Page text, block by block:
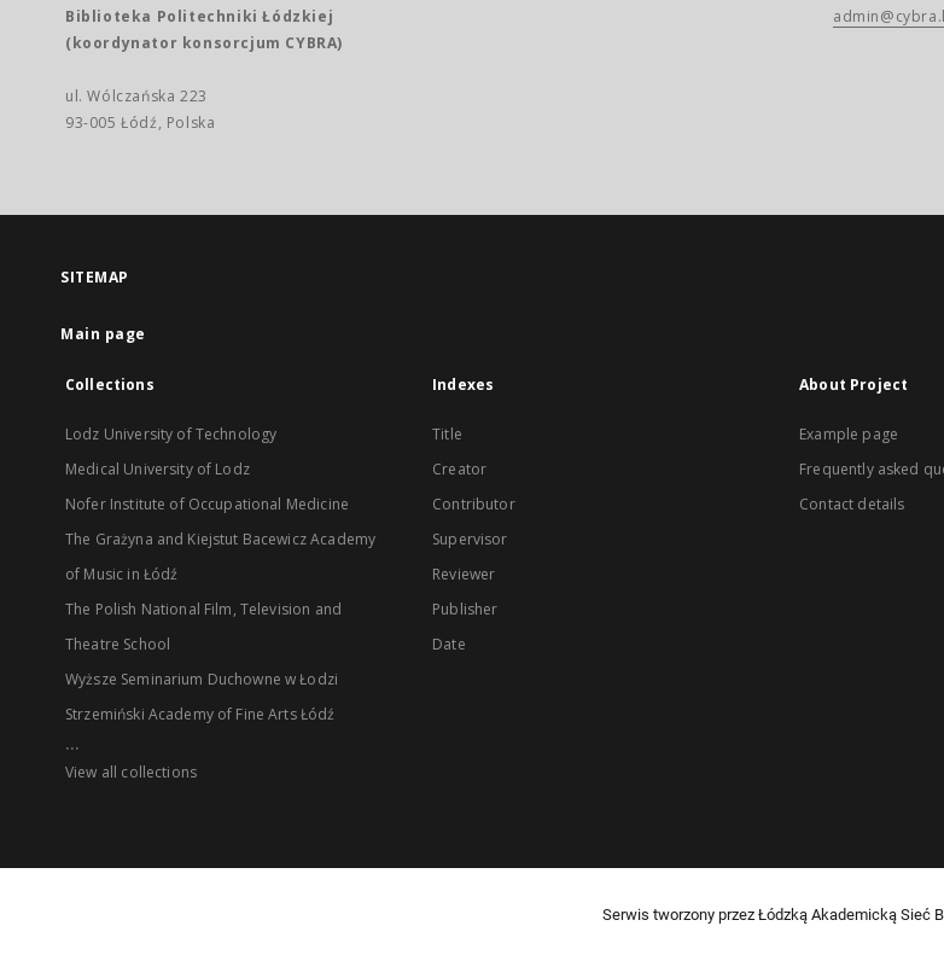
Biblioteka Politechniki Łódzkiej
(koordynator konsorcjum CYBRA)
ul. Wólczańska 223
93-005 Łódź, Polska
SITEMAP
Main page
Collections
Lodz University of Technology
Medical University of Lodz
Nofer Institute of Occupational Medicine
The Grażyna and Kiejstut Bacewicz Academy
of Music in Łódź
The Polish National Film, Television and
Theatre School
Wyższe Seminarium Duchowne w Łodzi
Strzemiński Academy of Fine Arts Łódź
...
View all collections
Indexes
Title
Creator
Contributor
Supervisor
Reviewer
Publisher
Date
About Project
Example page
Frequently asked
Contact details
Serwis tworzony przez Łódzką Akademicką Sieć